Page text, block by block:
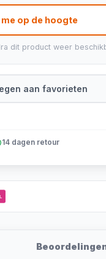
me op de hoogte
dit product weer
aan favorieten
14 dagen retour